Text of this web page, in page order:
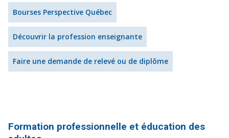
Bourses Perspective Québec
Découvrir la profession enseignante
Faire une demande de relevé ou de diplôme
Formation professionnelle et éducation des